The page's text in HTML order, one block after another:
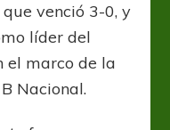
venció 3-0, y
líder del
el marco de la
Nacional.